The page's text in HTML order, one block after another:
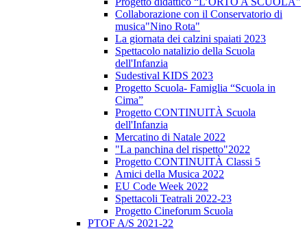
Collaborazione con il Conservatorio di
musica"Nino Rota"
La giornata dei calzini spaiati 2023
Spettacolo natalizio della Scuola
dell'Infanzia
Sudestival KIDS 2023
Progetto Scuola- Famiglia “Scuola in
Cima”
Progetto CONTINUITÀ Scuola
dell'Infanzia
Mercatino di Natale 2022
"La panchina del rispetto"2022
Progetto CONTINUITÀ Classi 5
Amici della Musica 2022
EU Code Week 2022
Spettacoli Teatrali 2022-23
Progetto Cineforum Scuola
PTOF A/S 2021-22